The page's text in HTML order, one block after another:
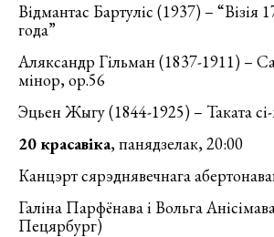
Відмантас Бартуліс (1937) – “Візія
года”
Аляксандр Гільман (1837-1911) –
мінор, ор.56
Эцьен Жыгу (1844-1925) – Таката
20 красавіка, панядзелак, 20:00
Канцэрт сярэднявечнага
Галіна Парфёнава і Вольга
Пецярбург)